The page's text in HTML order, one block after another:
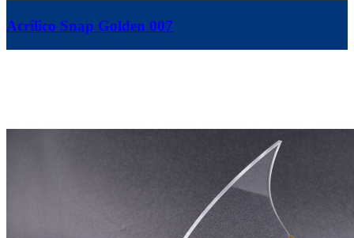
Acrílico Snap Golden 007